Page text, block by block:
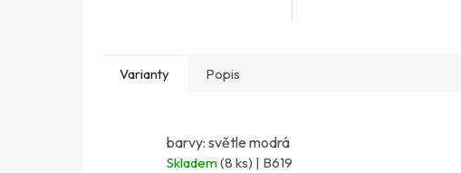
Varianty Popis
barvy: světle modrá
Skladem(8 ks) | B619